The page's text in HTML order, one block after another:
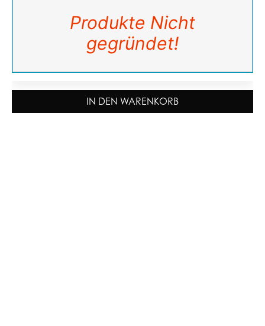
Produkte Nicht
gegründet!
IN DEN WARENKORB